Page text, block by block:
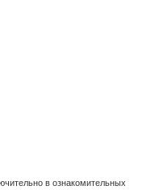
в ознакомительных